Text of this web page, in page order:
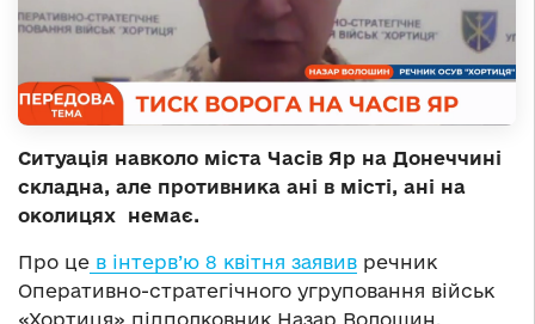
Ситуація навколо міста Часів Яр на Донеччині
складна, але противника ані в місті, ані на
околицях немає.
Про це в інтерв’ю 8 квітня заявив речник
Оперативно-стратегічного угруповання військ
«Хортиця» підполковник Назар Волошин.